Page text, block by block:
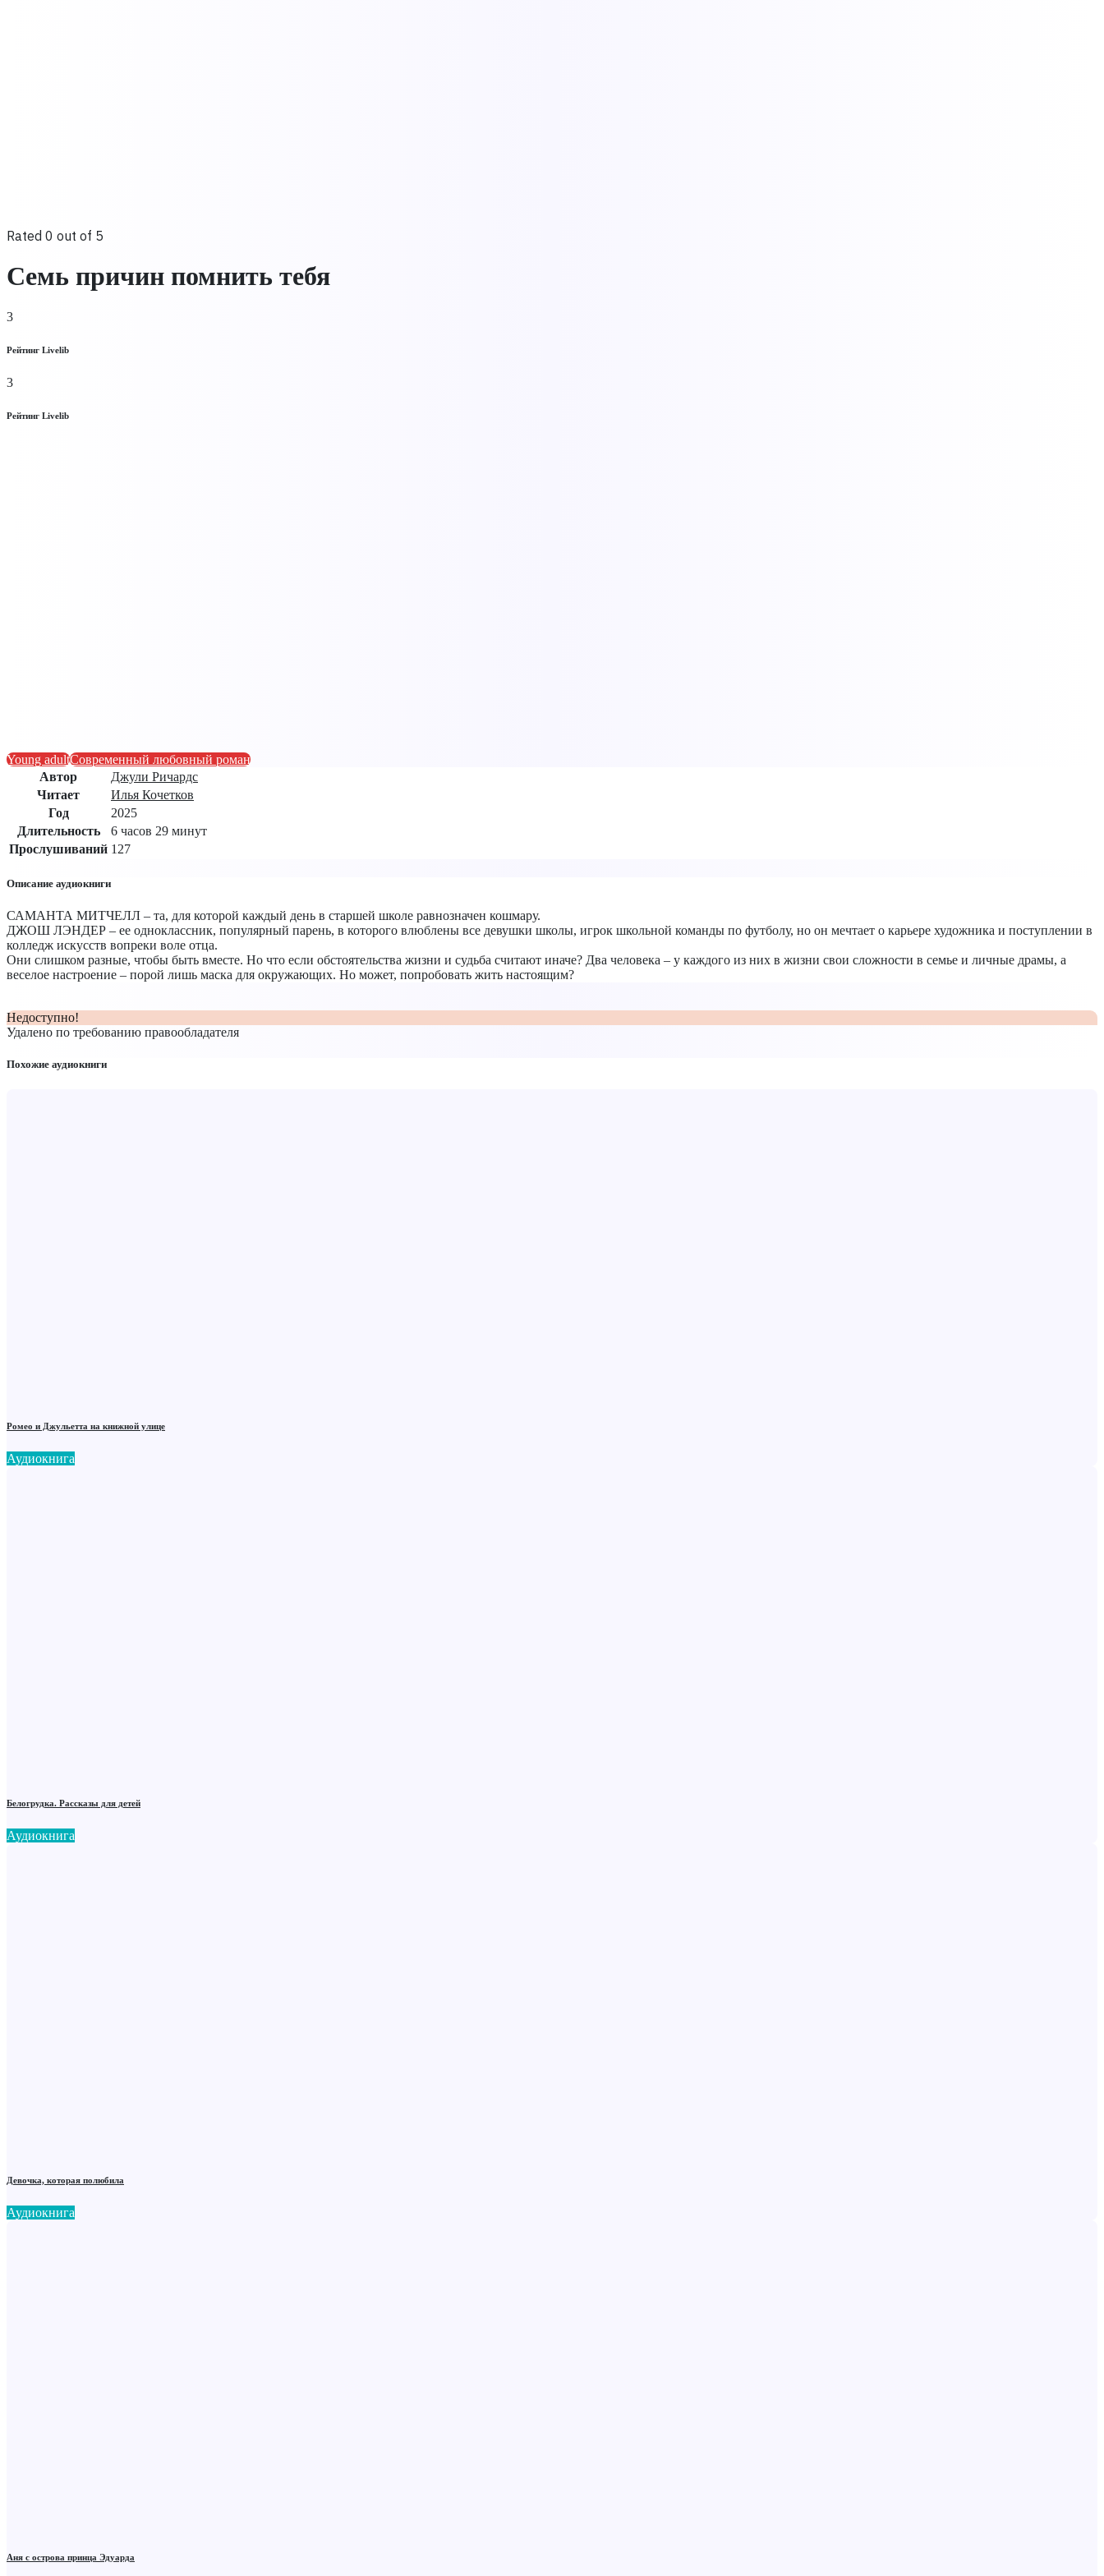
Rated 0 out of 5
Семь причин помнить тебя
3
Рейтинг Livelib
3
Рейтинг Livelib
Young adultСовременный любовный роман
Автор
Джули Ричардс
Читает
Илья Кочетков
Год
2025
Длительность
6 часов 29 минут
Прослушиваний 127
Описание аудиокниги
САМАНТА МИТЧЕЛЛ – та, для которой каждый день в старшей школе равнозначен кошмару.
ДЖОШ ЛЭНДЕР – ее одноклассник, популярный парень, в которого влюблены все девушки школы, игрок школьной команды по футболу, но он мечтает о карьере художника и поступлении в
колледж искусств вопреки воле отца.
Они слишком разные, чтобы быть вместе. Но что если обстоятельства жизни и судьба считают иначе? Два человека – у каждого из них в жизни свои сложности в семье и личные драмы, а
веселое настроение – порой лишь маска для окружающих. Но может, попробовать жить настоящим?
Недоступно!
Удалено по требованию правообладателя
Похожие аудиокниги
Ромео и Джульетта на книжной улице
Аудиокнига
Белогрудка. Рассказы для детей
Аудиокнига
Девочка, которая полюбила
Аудиокнига
Аня с острова принца Эдуарда